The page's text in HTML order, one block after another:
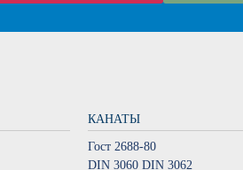
КАНАТЫ
Гост 2688-80
DIN 3060 DIN 3062